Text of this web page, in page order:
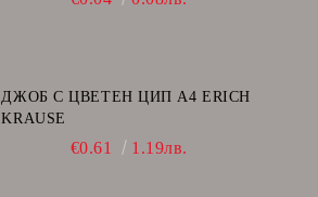
ДЖОБ С ЦВЕТЕН ЦИП А4 ERICH
KRAUSE
€0.61 1.19лв.